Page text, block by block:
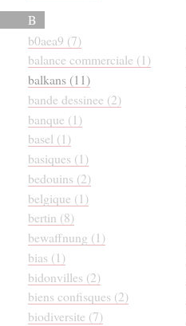
B
b0aea9 (7)
balance commerciale (1)
balkans (11)
bande dessinee (2)
banque (1)
basel (1)
basiques (1)
bedouins (2)
belgique (1)
bertin (8)
bewaffnung (1)
bias (1)
bidonvilles (2)
biens confisques (2)
biodiversite (7)